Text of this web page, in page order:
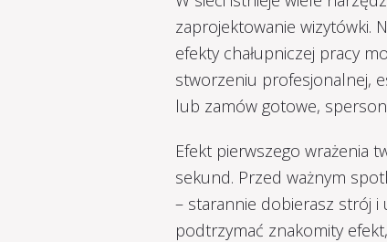
zaprojektowanie wizytówki.
efekty chałupniczej pracy
stworzeniu profesjonalnej,
lub zamów gotowe,
Efekt pierwszego wrażenia
sekund. Przed ważnym
– starannie dobierasz strój i
podtrzymać znakomity